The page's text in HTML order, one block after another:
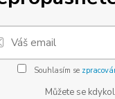
Souhlasím se
Můžete se